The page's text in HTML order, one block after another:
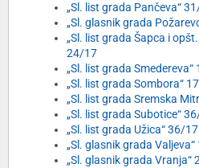
„Sl. list grada Pančeva“
„Sl. glasnik grada
„Sl. list grada Šapca i
24/17
„Sl. list grada Smedereva“
„Sl. list grada Sombora“
„Sl. list grada Sremska
„Sl. list grada Subotice“
„Sl. list grada Užica“ 36/17
„Sl. glasnik grada
„Sl. glasnik grada Vranja“